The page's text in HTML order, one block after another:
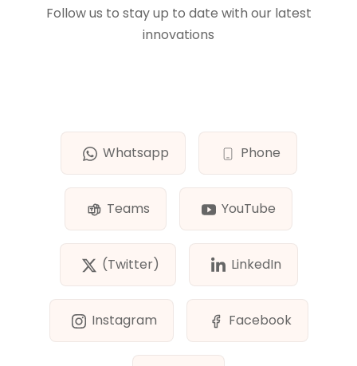
Follow us to stay up to date with our latest
innovations
Whatsapp Phone
Teams YouTube
(Twitter) LinkedIn
Instagram Facebook